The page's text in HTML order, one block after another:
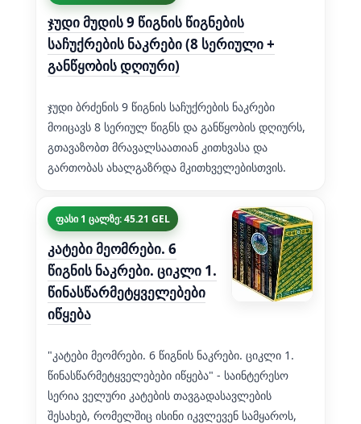
ჯუდი მუდის 9 წიგნის წიგნების
საჩუქრების ნაკრები (8 სერიული +
განწყობის დღიური)
ჯუდი ბრძენის 9 წიგნის საჩუქრების ნაკრები
მოიცავს 8 სერიულ წიგნს და განწყობის დღიურს,
გთავაზობთ მრავალსაათიან კითხვასა და
გართობას ახალგაზრდა მკითხველებისთვის.
ფასი 1 ცალზე: 45.21 GEL
კატები მეომრები. 6
წიგნის ნაკრები. ციკლი 1.
წინასწარმეტყველებები
იწყება
"კატები მეომრები. 6 წიგნის ნაკრები. ციკლი 1.
წინასწარმეტყველებები იწყება" - საინტერესო
სერია ველური კატების თავგადასავლების
შესახებ, რომელშიც ისინი იკვლევენ სამყაროს,